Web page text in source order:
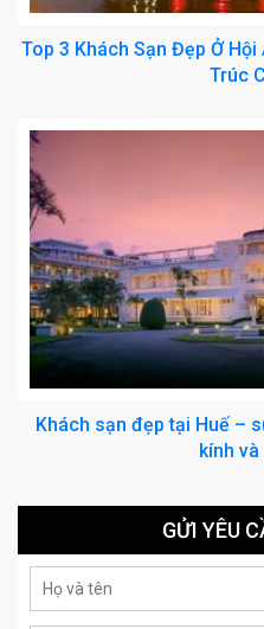
Top 3 Khách Sạn Đẹp Ở
Trúc
Khách sạn đẹp tại Huế –
kính
GỬI YÊU